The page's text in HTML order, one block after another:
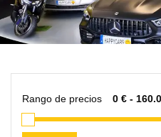
Rango de precios